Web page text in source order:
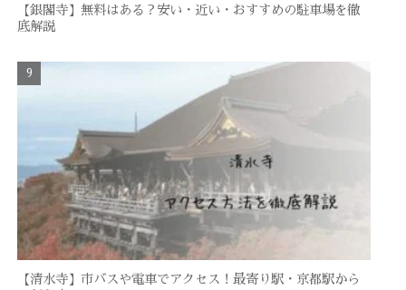
【銀閣寺】無料はある？安い・近い・おすすめの駐車場を徹
底解説
【清水寺】市バスや電車でアクセス！最寄り駅・京都駅から